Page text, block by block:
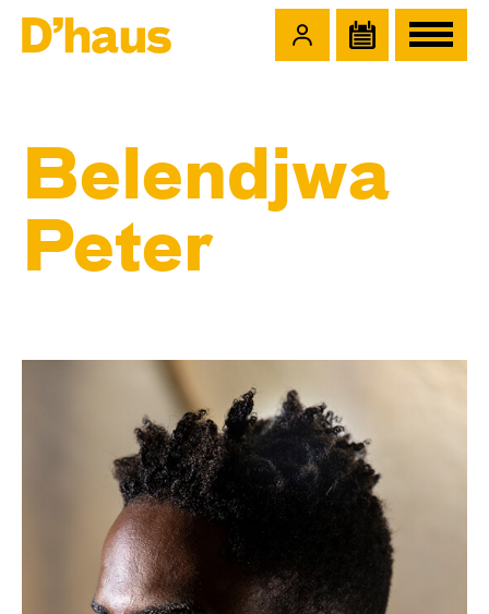
Belendjwa
Peter